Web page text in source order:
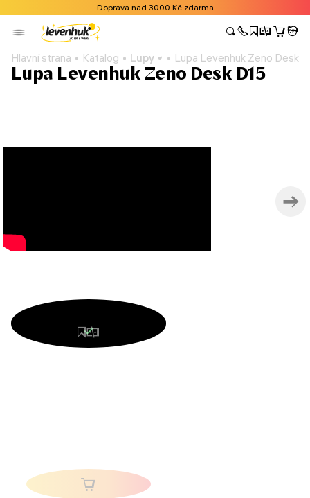
Doprava nad 3000 Kč zdarma
Hlavní strana Katalog Lupy Lupa Levenhuk Zeno Desk
Lupa Levenhuk Zeno Desk D15